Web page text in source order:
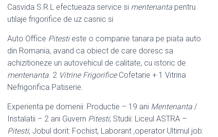
Casvida S.R.L efectueaza service si mentenanta pentru
utilaje frigorifice de uz casnic si
Auto Office Pitestieste o companie tanara pe piata auto
din Romania, avand ca obiect de care doresc sa
achizitioneze un autovehicul de calitate, cu istoric de
mentenanta. 2 Vitrine FrigorificeCofetarie + 1 Vitrina
Nefrigorifica Patiserie.
Experienta pe domenii: Productie – 19 ani Mentenanta /
Instalatii – 2 ani Guvern Pitesti; Studii: Liceul ASTRA –
Pitesti; Jobul dorit: Fochist, Laborant ,operator Ultimul job: